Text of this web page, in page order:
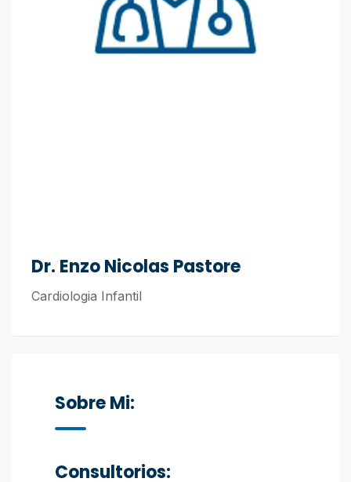
Dr. Enzo Nicolas Pastore
Cardiologia Infantil
Sobre Mi:
Consultorios: